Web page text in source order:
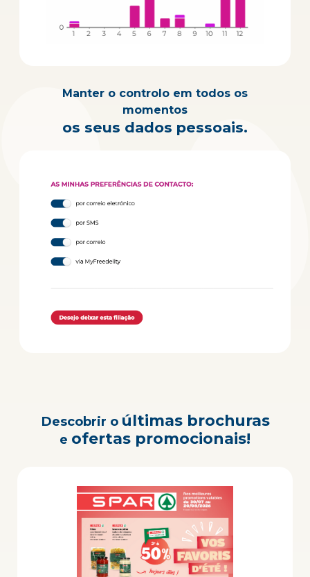
Manter o controlo em todos os
momentos
os seus dados pessoais.
Descobrir o últimas brochuras
e ofertas promocionais!